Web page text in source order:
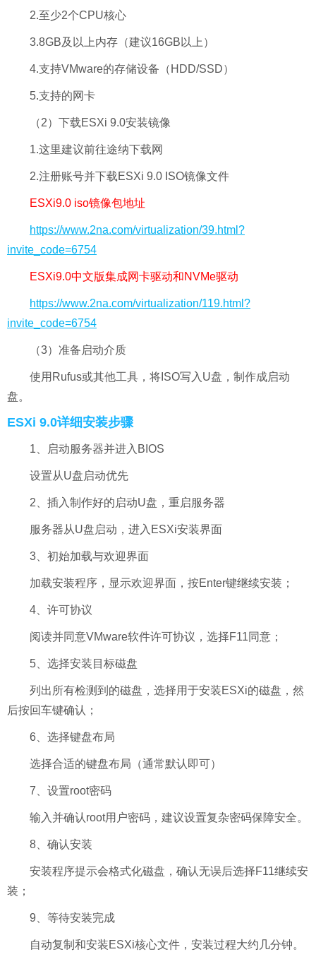
2.至少2个CPU核心
3.8GB及以上内存（建议16GB以上）
4.支持VMware的存储设备（HDD/SSD）
5.支持的网卡
（2）下载ESXi 9.0安装镜像
1.这里建议前往途纳下载网
2.注册账号并下载ESXi 9.0 ISO镜像文件
ESXi9.0 iso镜像包地址
https://www.2na.com/virtualization/39.html?
invite_code=6754
ESXi9.0中文版集成网卡驱动和NVMe驱动
https://www.2na.com/virtualization/119.html?
invite_code=6754
（3）准备启动介质
使用Rufus或其他工具，将ISO写入U盘，制作成启动
盘。
ESXi 9.0详细安装步骤
1、启动服务器并进入BIOS
设置从U盘启动优先
2、插入制作好的启动U盘，重启服务器
服务器从U盘启动，进入ESXi安装界面
3、初始加载与欢迎界面
加载安装程序，显示欢迎界面，按Enter键继续安装；
4、许可协议
阅读并同意VMware软件许可协议，选择F11同意；
5、选择安装目标磁盘
列出所有检测到的磁盘，选择用于安装ESXi的磁盘，然
后按回车键确认；
6、选择键盘布局
选择合适的键盘布局（通常默认即可）
7、设置root密码
输入并确认root用户密码，建议设置复杂密码保障安全。
8、确认安装
安装程序提示会格式化磁盘，确认无误后选择F11继续安
装；
9、等待安装完成
自动复制和安装ESXi核心文件，安装过程大约几分钟。